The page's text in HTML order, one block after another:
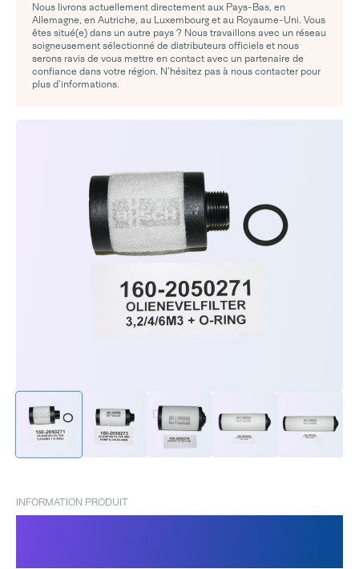
Nous livrons actuellement directement aux Pays-Bas, en
Allemagne, en Autriche, au Luxembourg et au Royaume-Uni. Vous
êtes situé(e) dans un autre pays ? Nous travaillons avec un réseau
soigneusement sélectionné de distributeurs officiels et nous
serons ravis de vous mettre en contact avec un partenaire de
confiance dans votre région. N’hésitez pas à nous contacter pour
plus d’informations.
INFORMATION PRODUIT